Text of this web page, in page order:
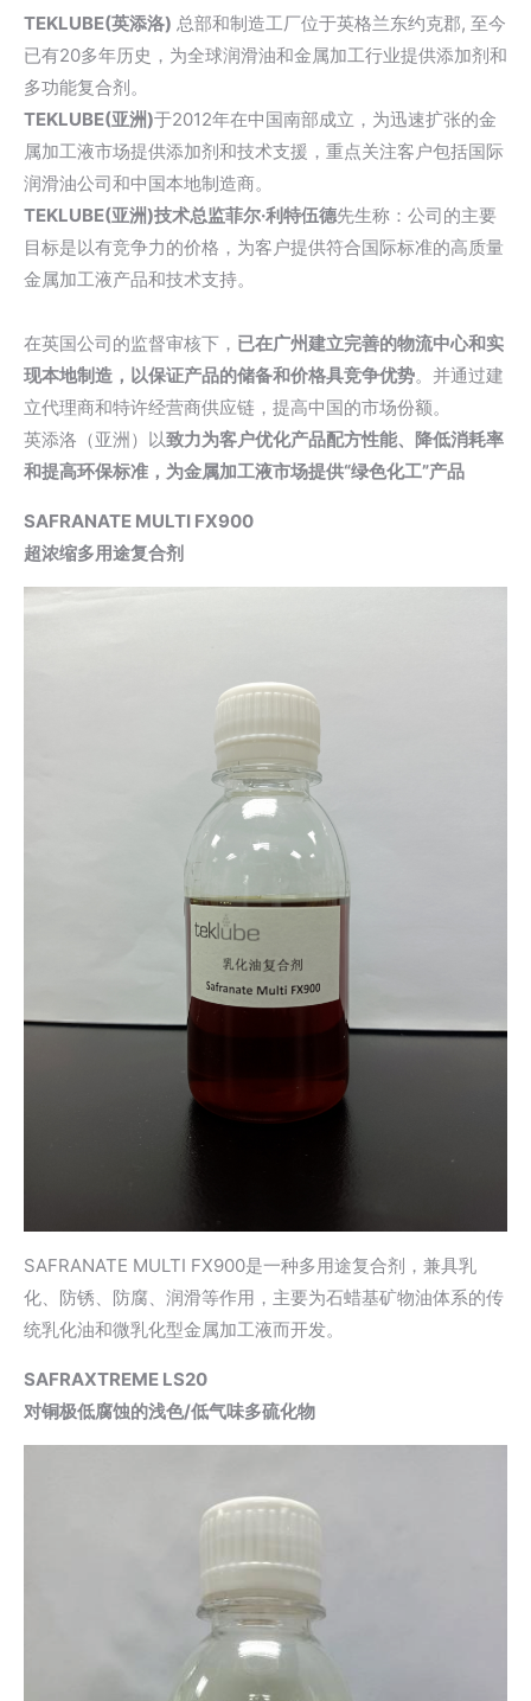
TEKLUBE(英添洛) 总部和制造工厂位于英格兰东约克郡, 至今
已有20多年历史，为全球润滑油和金属加工行业提供添加剂和
多功能复合剂。
TEKLUBE(亚洲)于2012年在中国南部成立，为迅速扩张的金
属加工液市场提供添加剂和技术支援，重点关注客户包括国际
润滑油公司和中国本地制造商。
TEKLUBE(亚洲)技术总监菲尔·利特伍德先生称：公司的主要
目标是以有竞争力的价格，为客户提供符合国际标准的高质量
金属加工液产品和技术支持。
在英国公司的监督审核下， 已在广州建立完善的物流中心和实
现本地制造，以保证产品的储备和价格具竞争优势。并通过建
立代理商和特许经营商供应链，提高中国的市场份额。
英添洛（亚洲）以致力为客户优化产品配方性能、降低消耗率
和提高环保标准，为金属加工液市场提供“绿色化工”产品
SAFRANATE MULTI FX900
超浓缩多用途复合剂
SAFRANATE MULTI FX900是一种多用途复合剂，兼具乳
化、防锈、防腐、润滑等作用，主要为石蜡基矿物油体系的传
统乳化油和微乳化型金属加工液而开发。
SAFRAXTREME LS20
对铜极低腐蚀的浅色/低气味多硫化物